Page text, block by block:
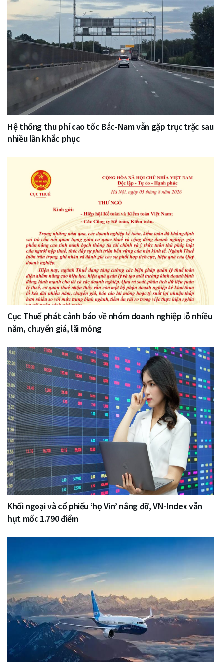
Hệ thống thu phí cao tốc Bắc-Nam vẫn gặp trục trặc sau
nhiều lần khắc phục
Cục Thuế phát cảnh báo về nhóm doanh nghiệp lỗ nhiều
năm, chuyển giá, lãi mỏng
Khối ngoại và cổ phiếu ‘họ Vin’ nâng đỡ, VN-Index vẫn
hụt mốc 1.790 điểm